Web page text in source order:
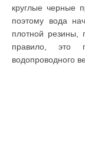
круглые черные
поэтому вода
плотной резины,
правило, это
водопроводного